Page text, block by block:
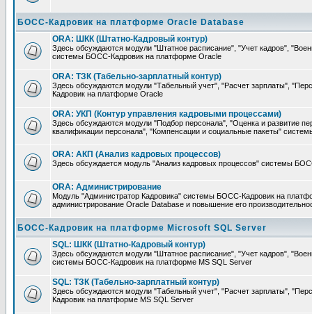
БОСС-Кадровик на платформе Oracle Database
ORA: ШКК (Штатно-Кадровый контур)
Здесь обсуждаются модули "Штатное расписание", "Учет кадров",
системы БОСС-Кадровик на платформе Oracle
ORA: ТЗК (Табельно-зарплатный контур)
Здесь обсуждаются модули "Табельный учет", "Расчет зарплаты",
Кадровик на платформе Oracle
ORA: УКП (Контур управления кадровыми процессами)
Здесь обсуждаются модули "Подбор персонала", "Оценка и развитие
квалификации персонала", "Компенсации и социальные пакеты"
ORA: АКП (Анализ кадровых процессов)
Здесь обсуждается модуль "Анализ кадровых процессов" системы
ORA: Администрирование
Модуль "Администратор Кадровика" системы БОСС-Кадровик на
администрирование Oracle Database и повышение его
БОСС-Кадровик на платформе Microsoft SQL Server
SQL: ШКК (Штатно-Кадровый контур)
Здесь обсуждаются модули "Штатное расписание", "Учет кадров",
системы БОСС-Кадровик на платформе MS SQL Server
SQL: ТЗК (Табельно-зарплатный контур)
Здесь обсуждаются модули "Табельный учет", "Расчет зарплаты",
Кадровик на платформе MS SQL Server